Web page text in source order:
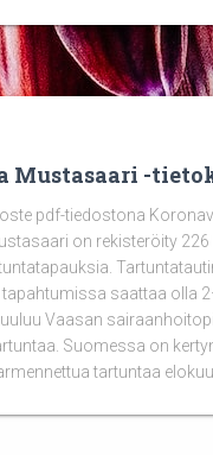
Mustasaari -
pdf-tiedostona
on rekisteröity 226
saattaa olla
Vaasan
Suomessa on
tartuntaa